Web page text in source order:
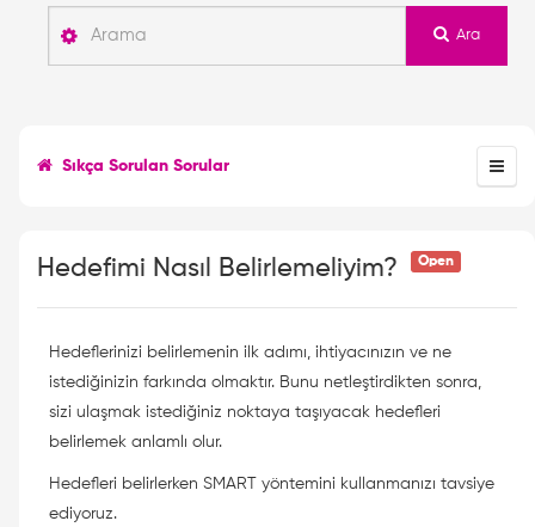
Ara
Sıkça Sorulan Sorular
Hedefimi Nasıl Belirlemeliyim? Open
Hedeflerinizi belirlemenin ilk adımı, ihtiyacınızın ve ne
istediğinizin farkında olmaktır. Bunu netleştirdikten sonra,
sizi ulaşmak istediğiniz noktaya taşıyacak hedefleri
belirlemek anlamlı olur.
Hedefleri belirlerken SMART yöntemini kullanmanızı tavsiye
ediyoruz.